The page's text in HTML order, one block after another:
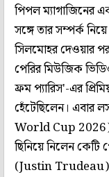
পিপল ম্যাগাজিনের
সঙ্গে তার সম্পর্ক
সিলমোহর দেওয়ার পর
পেরির মিউজিক
ফ্রম প্যারিস'-এর
হেঁটেছিলেন। এবার
World Cup 2026)
ছিনিয়ে নিলেন
(Justin